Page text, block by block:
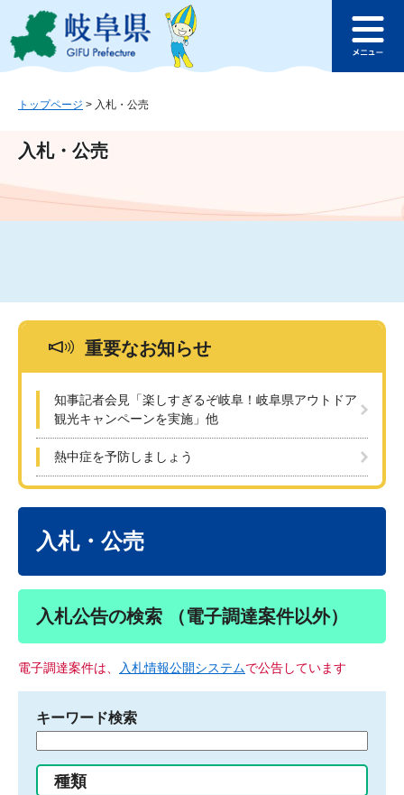
ジ
ュ
文
このページの本文へ
ュ
トップページ > 入札・公売
入札・公売
重要なお知らせ
知事記者会見「楽しすぎるぞ岐阜！岐阜県アウトドア
観光キャンペーンを実施」他
熱中症を予防しましょう
入札・公売
入札公告の検索 （電子調達案件以外）
電子調達案件は、 入札情報公開システムで公告しています
キーワード検索
種類